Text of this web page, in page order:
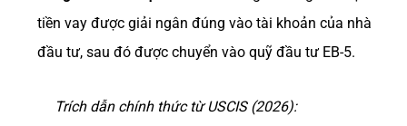
tiền vay được giải ngân đúng vào tài khoản của nhà
đầu tư, sau đó được chuyển vào quỹ đầu tư EB-5.
Trích dẫn chính thức từ USCIS (2026):